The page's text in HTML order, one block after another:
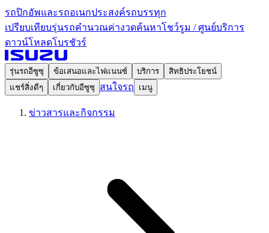
รถปิกอัพและรถอเนกประสงค์รถบรรทุก
เปรียบเทียบรุ่นรถคำนวณค่างวดค้นหาโชว์รูม / ศูนย์บริการ
ดาวน์โหลดโบรชัวร์
รุ่นรถอีซูซุ ข้อเสนอและไฟแนนซ์ บริการ
สิทธิประโยชน์
แชร์สิ่งดีๆ
เกี่ยวกับอีซูซุ สนใจรถ เมนู
ข่าวสารและกิจกรรม